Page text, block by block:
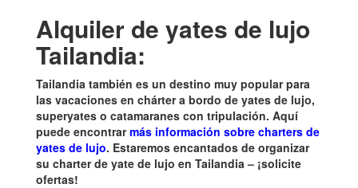
Alquiler de yates de lujo
Tailandia:
Tailandia también es un destino muy popular para
las vacaciones en chárter a bordo de yates de lujo,
superyates o catamaranes con tripulación. Aquí
puede encontrarmás información sobre charters de
yates de lujo. Estaremos encantados de organizar
su charter de yate de lujo en Tailandia – ¡solicite
ofertas!